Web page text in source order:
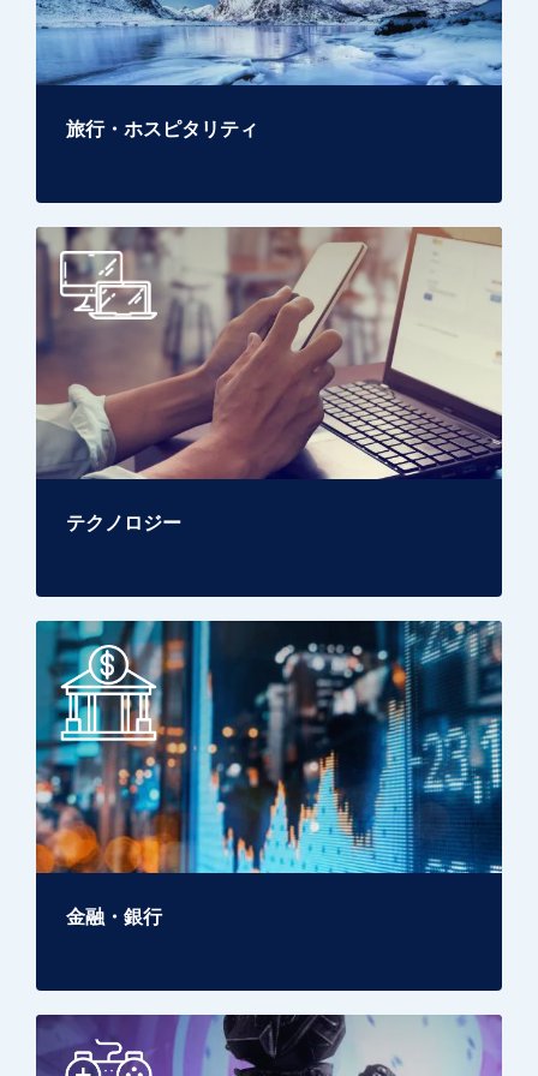
旅行・ホスピタリティ
テクノロジー
金融・銀行